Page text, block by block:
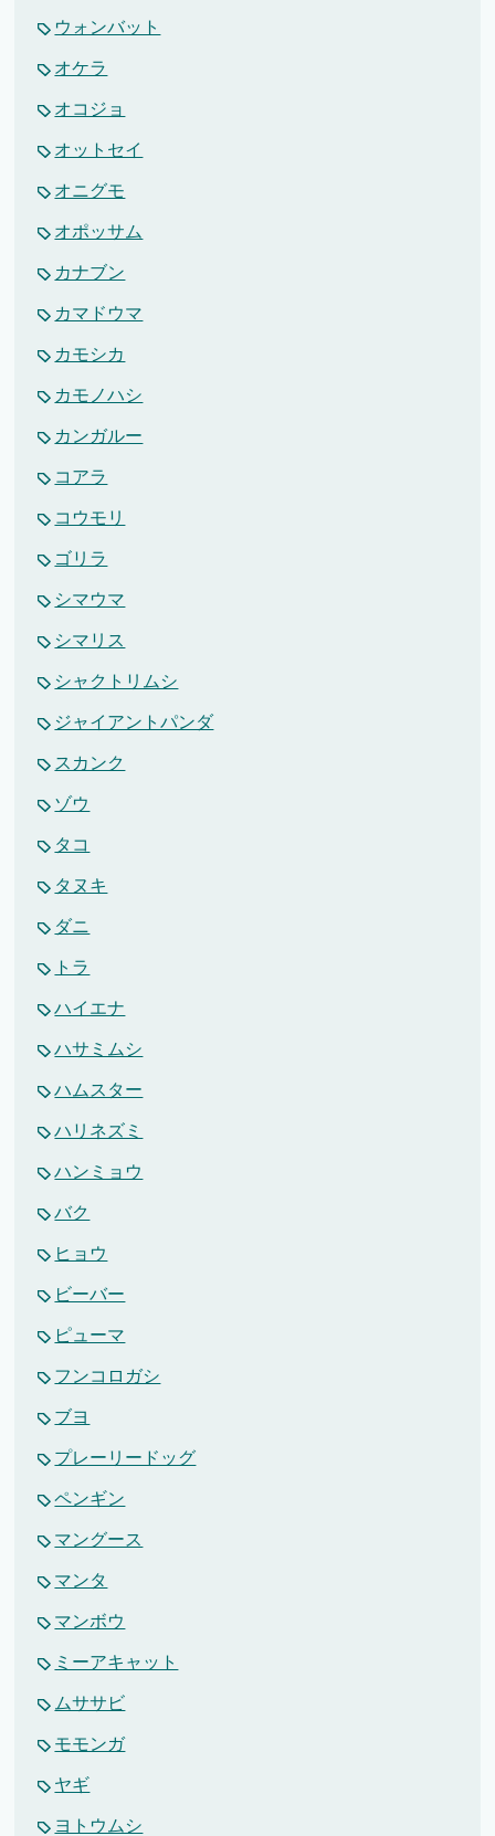
ウォンバット
オケラ
オコジョ
オットセイ
オニグモ
オポッサム
カナブン
カマドウマ
カモシカ
カモノハシ
カンガルー
コアラ
コウモリ
ゴリラ
シマウマ
シマリス
シャクトリムシ
ジャイアントパンダ
スカンク
ゾウ
タコ
タヌキ
ダニ
トラ
ハイエナ
ハサミムシ
ハムスター
ハリネズミ
ハンミョウ
バク
ヒョウ
ビーバー
ピューマ
フンコロガシ
ブヨ
プレーリードッグ
ペンギン
マングース
マンタ
マンボウ
ミーアキャット
ムササビ
モモンガ
ヤギ
ヨトウムシ